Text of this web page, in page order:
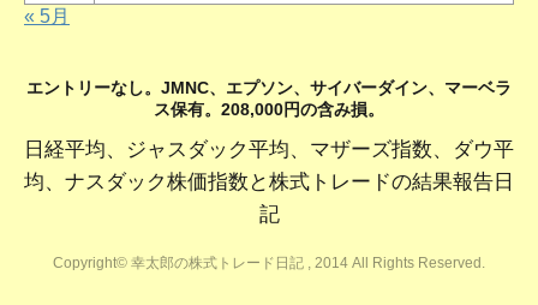
« 5月
エントリーなし。JMNC、エプソン、サイバーダイン、マーベラ
ス保有。208,000円の含み損。
日経平均、ジャスダック平均、マザーズ指数、ダウ平
均、ナスダック株価指数と株式トレードの結果報告日
記
Copyright© 幸太郎の株式トレード日記 , 2014 All Rights Reserved.